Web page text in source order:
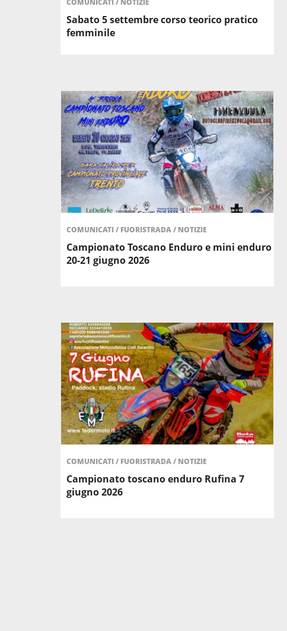
COMUNICATI/ NOTIZIE
Sabato 5 settembre corso teorico pratico
femminile
COMUNICATI/ FUORISTRADA/ NOTIZIE
Campionato Toscano Enduro e mini enduro
20-21 giugno 2026
COMUNICATI/ FUORISTRADA/ NOTIZIE
Campionato toscano enduro Rufina 7
giugno 2026